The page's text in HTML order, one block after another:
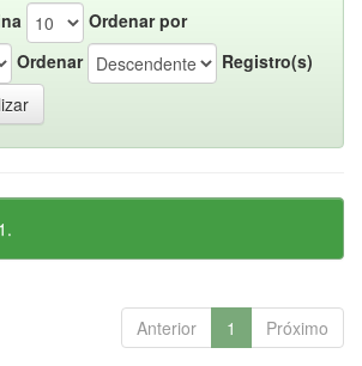
Ordenar por
Ordenar
Registro(s)
Anterior 1 Próximo